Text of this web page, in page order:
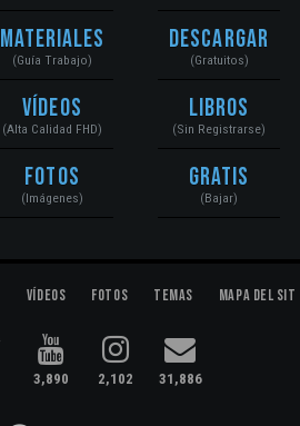
Materiales
(Guía Trabajo)
Vídeos
(Alta Calidad FHD)
Fotos
(Imágenes)
Descargar
(Gratuitos)
Libros
(Sin Registrarse)
Gratis
(Bajar)
Vídeos Fotos Temas Mapa del
3,890 2,102 31,886